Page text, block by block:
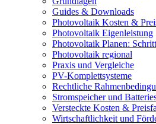
Guides & Downloads
Photovoltaik Kosten &
Photovoltaik Eigenleistung
Photovoltaik Planen:
Photovoltaik regional
Praxis und Vergleiche
PV-Komplettsysteme
Rechtliche
Stromspeicher und
Versteckte Kosten &
Wirtschaftlichkeit und